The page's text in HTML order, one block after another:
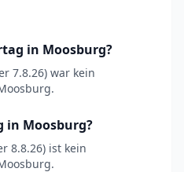
in Moosburg?
7.8.26) war kein
in Moosburg?
8.8.26) ist kein